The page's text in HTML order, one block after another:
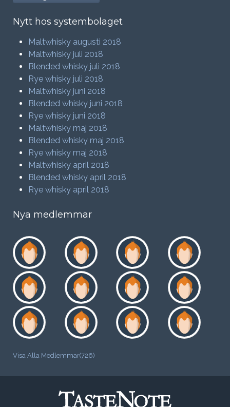
Nytt hos systembolaget
Maltwhisky augusti 2018
Maltwhisky juli 2018
Blended whisky juli 2018
Rye whisky juli 2018
Maltwhisky juni 2018
Blended whisky juni 2018
Rye whisky juni 2018
Maltwhisky maj 2018
Blended whisky maj 2018
Rye whisky maj 2018
Maltwhisky april 2018
Blended whisky april 2018
Rye whisky april 2018
Nya medlemmar
Visa Alla Medlemmar(726)